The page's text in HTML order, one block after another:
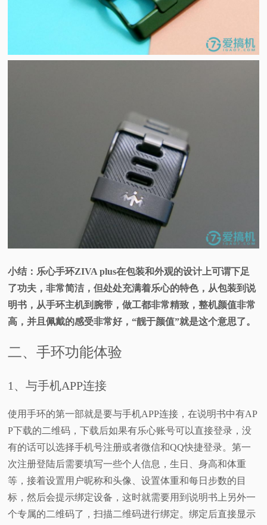
小结：乐心手环ZIVA plus在包装和外观的设计上可谓下足
了功夫，非常简洁，但处处充满着乐心的特色，从包装到说
明书，从手环主机到腕带，做工都非常精致，整机颜值非常
高，并且佩戴的感受非常好，“靓于颜值”就是这个意思了。
二、手环功能体验
1、与手机APP连接
使用手环的第一部就是要与手机APP连接，在说明书中有AP
P下载的二维码，下载后如果有乐心账号可以直接登录，没
有的话可以选择手机号注册或者微信和QQ快捷登录。第一
次注册登陆后需要填写一些个人信息，生日、身高和体重
等，接着设置用户昵称和头像、设置体重和每日步数的目
标，然后会提示绑定设备，这时就需要用到说明书上另外一
个专属的二维码了，扫描二维码进行绑定。绑定后直接显示